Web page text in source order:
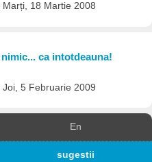
Marți, 18 Martie 2008
ca intotdeauna!
Joi, 5 Februarie 2009
En
sugestii